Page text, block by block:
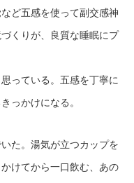
ど五感を使って副交感神
くりが、良質な睡眠にプ
っている。五感を丁寧に
っかけになる。
た。湯気が立つカップを
けてから一口飲む、あの